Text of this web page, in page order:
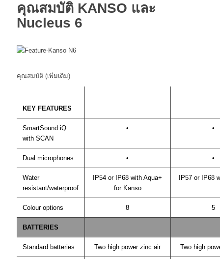
คุณสมบัติ KANSO และ
Nucleus 6
คุณสมบัติ (เพิ่มเติม)
KEY FEATURES
SmartSound iQ
with SCAN
• •
Dual microphones • •
Water
resistant/waterproof
IP54 or IP68 with Aqua+
for Kanso
IP57 or IP68
Colour options 8 5
BATTERIES
Standard batteries Two high power zinc air Two high